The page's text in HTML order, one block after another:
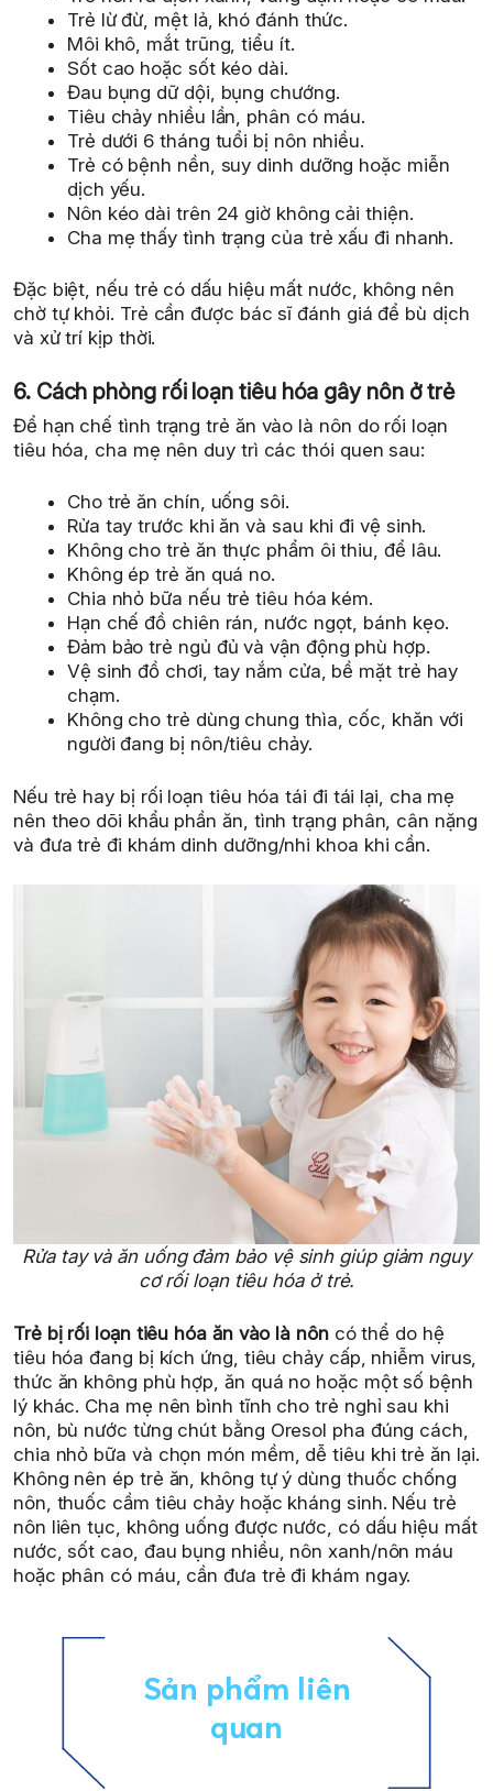
Trẻ lừ đừ, mệt lả, khó đánh thức.
Môi khô, mắt trũng, tiểu ít.
Sốt cao hoặc sốt kéo dài.
Đau bụng dữ dội, bụng chướng.
Tiêu chảy nhiều lần, phân có máu.
Trẻ dưới 6 tháng tuổi bị nôn nhiều.
Trẻ có bệnh nền, suy dinh dưỡng hoặc miễn
dịch yếu.
Nôn kéo dài trên 24 giờ không cải thiện.
Cha mẹ thấy tình trạng của trẻ xấu đi nhanh.
Đặc biệt, nếu trẻ có dấu hiệu mất nước, không nên
chờ tự khỏi. Trẻ cần được bác sĩ đánh giá để bù dịch
và xử trí kịp thời.
6. Cách phòng rối loạn tiêu hóa gây nôn ở trẻ
Để hạn chế tình trạng trẻ ăn vào là nôn do rối loạn
tiêu hóa, cha mẹ nên duy trì các thói quen sau:
Cho trẻ ăn chín, uống sôi.
Rửa tay trước khi ăn và sau khi đi vệ sinh.
Không cho trẻ ăn thực phẩm ôi thiu, để lâu.
Không ép trẻ ăn quá no.
Chia nhỏ bữa nếu trẻ tiêu hóa kém.
Hạn chế đồ chiên rán, nước ngọt, bánh kẹo.
Đảm bảo trẻ ngủ đủ và vận động phù hợp.
Vệ sinh đồ chơi, tay nắm cửa, bề mặt trẻ hay
chạm.
Không cho trẻ dùng chung thìa, cốc, khăn với
người đang bị nôn/tiêu chảy.
Nếu trẻ hay bị rối loạn tiêu hóa tái đi tái lại, cha mẹ
nên theo dõi khẩu phần ăn, tình trạng phân, cân nặng
và đưa trẻ đi khám dinh dưỡng/nhi khoa khi cần.
Rửa tay và ăn uống đảm bảo vệ sinh giúp giảm nguy
cơ rối loạn tiêu hóa ở trẻ.
Trẻ bị rối loạn tiêu hóa ăn vào là nôncó thể do hệ
tiêu hóa đang bị kích ứng, tiêu chảy cấp, nhiễm virus,
thức ăn không phù hợp, ăn quá no hoặc một số bệnh
lý khác. Cha mẹ nên bình tĩnh cho trẻ nghỉ sau khi
nôn, bù nước từng chút bằng Oresol pha đúng cách,
chia nhỏ bữa và chọn món mềm, dễ tiêu khi trẻ ăn lại.
Không nên ép trẻ ăn, không tự ý dùng thuốc chống
nôn, thuốc cầm tiêu chảy hoặc kháng sinh. Nếu trẻ
nôn liên tục, không uống được nước, có dấu hiệu mất
nước, sốt cao, đau bụng nhiều, nôn xanh/nôn máu
hoặc phân có máu, cần đưa trẻ đi khám ngay.
Sản phẩm liên
quan